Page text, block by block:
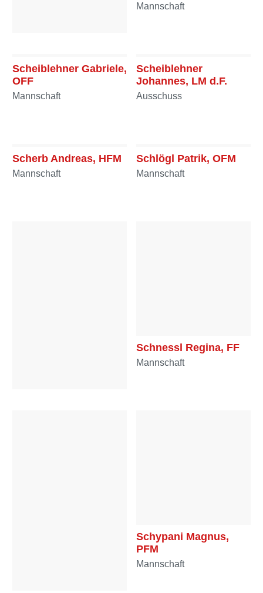
Mannschaft
Scheiblehner Gabriele,
OFF
Mannschaft
Scheiblehner
Johannes, LM d.F.
Ausschuss
Scherb Andreas, HFM
Mannschaft
Schlögl Patrik, OFM
Mannschaft
Schnessl Regina, FF
Mannschaft
Schypani Magnus,
PFM
Mannschaft